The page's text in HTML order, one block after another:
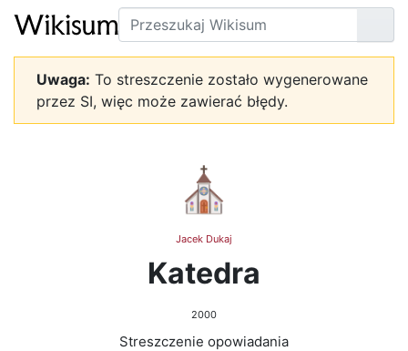
Szukaj
Uwaga: To streszczenie zostało wygenerowane
przez SI, więc może zawierać błędy.
⛪
Jacek Dukaj
Katedra
2000
Streszczenie opowiadania